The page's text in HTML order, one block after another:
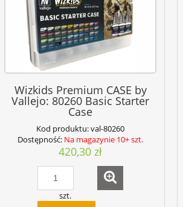
Wizkids Premium CASE by
Vallejo: 80260 Basic Starter
Case
Kod produktu:val-80260
Dostępność: Na magazynie 10+ szt.
420,30 zł
szt.